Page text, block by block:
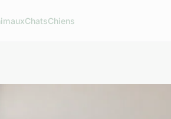
ChatsChiens